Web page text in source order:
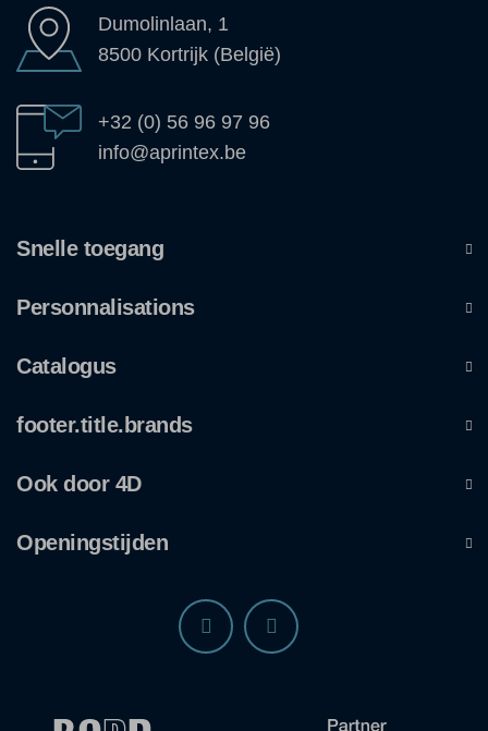
Dumolinlaan, 1
8500 Kortrijk (België)
+32 (0) 56 96 97 96
info@aprintex.be
Snelle toegang
Personnalisations
Catalogus
footer.title.brands
Ook door 4D
Openingstijden